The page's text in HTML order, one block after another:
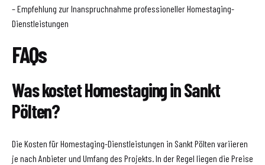
– Empfehlung zur Inanspruchnahme professioneller Homestaging-
Dienstleistungen
FAQs
Was kostet Homestaging in Sankt
Pölten?
Die Kosten für Homestaging-Dienstleistungen in Sankt Pölten variieren
je nach Anbieter und Umfang des Projekts. In der Regel liegen die Preise